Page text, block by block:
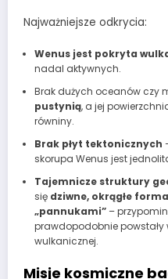
Najważniejsze odkrycia:
Wenus jest pokryta
nadal aktywnych.
Brak dużych oceanów czy
pustynią, a jej
równiny.
Brak płyt tektonicznych
skorupa Wenus jest
Tajemnicze struktury
się dziwne, okrągłe
„pannukami”–
prawdopodobnie powstały
wulkanicznej.
Misje kosmiczne